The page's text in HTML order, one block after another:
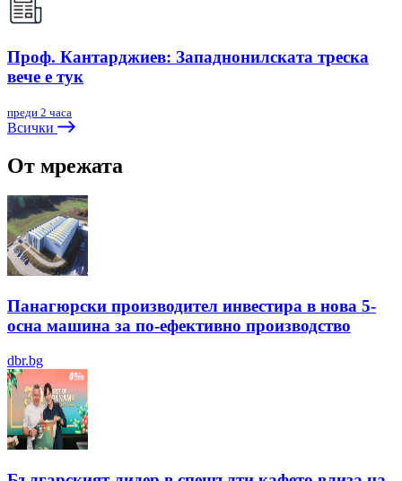
Проф. Кантарджиев: Западнонилската треска
вече е тук
преди 2 часа
Всички
От мрежата
Панагюрски производител инвестира в нова 5-
осна машина за по-ефективно производство
dbr.bg